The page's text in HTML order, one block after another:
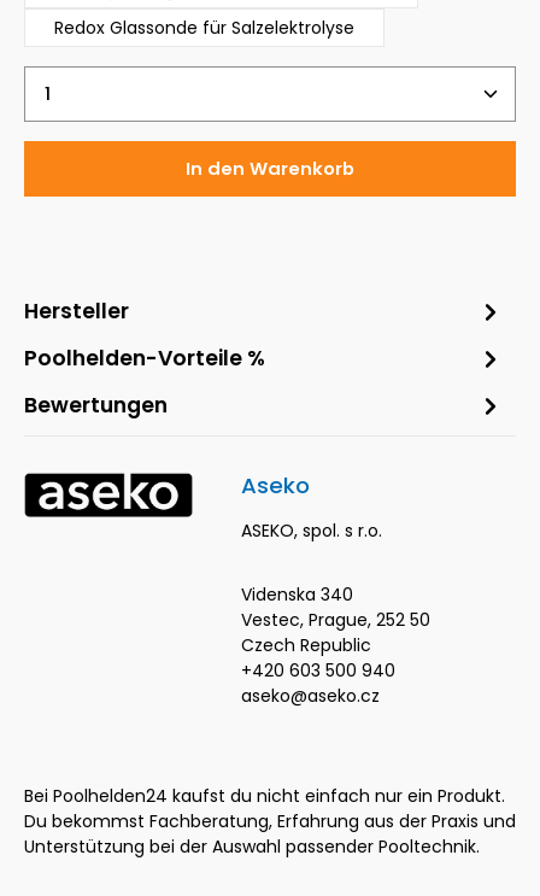
Redox Glassonde für Salzelektrolyse
Produkt Anzahl: Gib den gewünschten Wert
In den Warenkorb
Hersteller
Poolhelden-Vorteile %
Bewertungen
Aseko
ASEKO, spol. s r.o.
Videnska 340
Vestec, Prague, 252 50
Czech Republic
+420 603 500 940
aseko@aseko.cz
Bei Poolhelden24 kaufst du nicht einfach nur ein Produkt.
Du bekommst Fachberatung, Erfahrung aus der Praxis und
Unterstützung bei der Auswahl passender Pooltechnik.